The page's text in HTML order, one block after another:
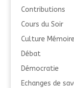
Contributions
Cours du Soir
Culture
Débat
Démocratie
Echanges de